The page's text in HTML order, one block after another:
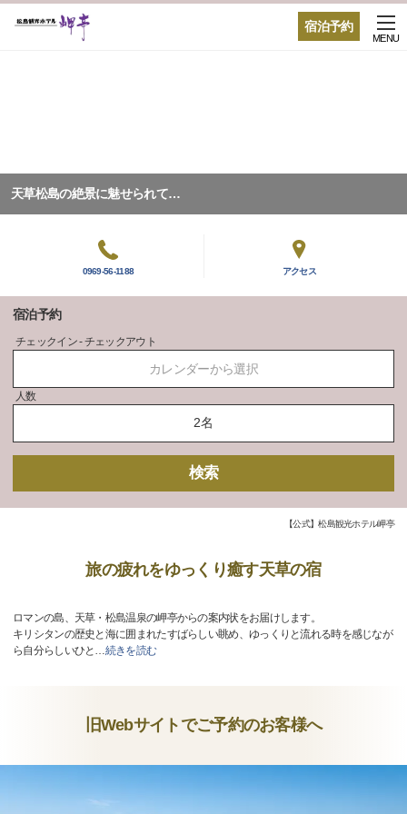
宿泊予約
MENU
天草松島の絶景に魅せられて…
0969-56-1188 アクセス
宿泊予約
チェックイン - チェックアウト
カレンダーから選択
人数
検索
【公式】松島観光ホテル岬亭
旅の疲れをゆっくり癒す天草の宿
ロマンの島、天草・松島温泉の岬亭からの案内状をお届けします。
キリシタンの歴史と海に囲まれたすばらしい眺め、ゆっくりと流れる時を感じなが
ら自分らしいひと …続きを読む
旧Webサイトでご予約のお客様へ